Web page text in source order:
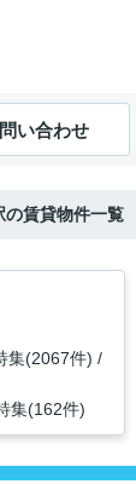
い合わせ
の賃貸物件一覧
集(2067件)
集(162件)